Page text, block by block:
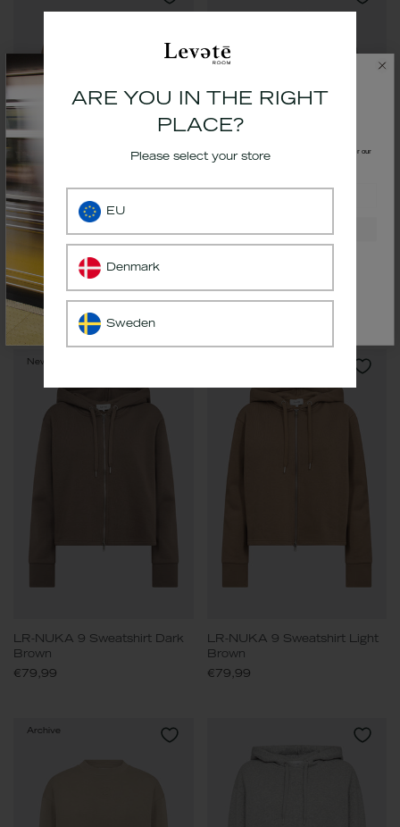
LR-NUKA 13 Sweatshirt Light
Brown
€69,99
€79,99
New arrival
LR-NUKA 9 Sweatshirt Dark
Brown
€79,99
LR-NUKA 9 Sweatshirt Light
Brown
€79,99
Archive
ARE YOU IN THE RIGHT
PLACE?
Please select your store
EU
Denmark
Sweden
10%off your first order by signing up for our